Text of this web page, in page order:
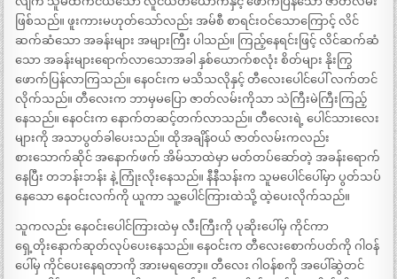
ဖြစ်သည်။ ဖူးကားမဟုတ်သော်လည်း အမ်စီ စာရင်းဝင်သောကြောင့် လိင်
ဆက်ဆံသော အခန်းများ အများကြီး ပါသည်။ ကြည့်နေရင်းဖြင့် လိင်ဆက်ဆံ
သော အခန်းများရောက်လာသောအခါ နှစ်ယောက်စလုံး စိတ်များ နိုးကြွ
ဖောက်ပြန်လာကြသည်။ နေဝင်းက မသိသလိုနှင့် တီလေးပေါင်ပေါ် လက်တင်
လိုက်သည်။ တီလေးက ဘာမှမပြော ဇာတ်လမ်းကိုသာ သဲကြီးမဲကြီးကြည့်
နေသည်။ နေဝင်းက နောက်တဆင့်တက်လာသည်။ တီလေးရဲ့ ပေါင်သားလေး
များကို အသာပွတ်ခါပေးသည်။ ထိုအချိန်ဝယ် ဇာတ်လမ်းကလည်း
စားသောက်ဆိုင် အနောက်ဖက် အိမ်သာထဲမှာ မတ်တပ်ဆော်တဲ့ အခန်းရောက်
နေပြီး တဘန်းဘန်း နဲ့ ကြုံးလိုးနေသည်။ နီနီသန်းက သူမပေါင်ပေါ်မှာ ပွတ်သပ်
နေသော နေဝင်းလက်ကို ယူကာ သူ့ပေါင်ကြားထဲသို့ ထဲ့ပေးလိုက်သည်။
သူကလည်း နေဝင်းပေါင်ကြားထဲမှ လီးကြီးကို ပုဆိုးပေါ်မှ ကိုင်ကာ
ရှေ့တိုးနောက်ဆုတ်လုပ်ပေးနေသည်။ နေဝင်းက တီလေးစောက်ပတ်ကို ဂါဝန်
ပေါ်မှ ကိုင်ပေးနေရတာကို အားမရတော့။ တီလေး ဂါဝန်စကို အပေါ်ဆွဲတင်